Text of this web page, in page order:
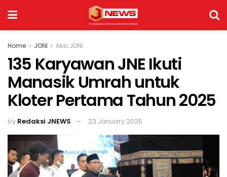
Home JONI Aksi JONI
135 Karyawan JNE Ikuti
Manasik Umrah untuk
Kloter Pertama Tahun 2025
by Redaksi JNEWS 23 January 2025